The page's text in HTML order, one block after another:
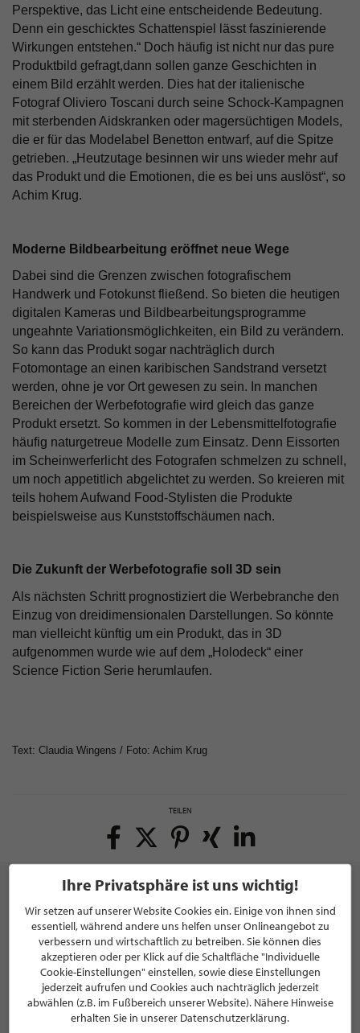
Perspektive, das Licht eine entscheidende Bedeutung.
Denn ein geschicktes Schattenspiel lässt faszinierende
Wirkungen entstehen.“ Doch häufig ist nicht nur das pure
Produktbild gefragt,dann sollen ganze Geschichten in
einem Bild erzählt werden. Dies hat der italienische
Fotograf Oliviero Toscani durch seine Schock-Kampagnen
mit sterbenden Aidskranken oder magersüchtigen Models,
die er für das Modelabel Benetton entwarf, auf die Spitze
getrieben. „Heutzutage besinnen wir uns wieder mehr auf
das Produkt und die Emotionen, die es bei uns auslöst“, so
Achim Krug.
Moderne Bildbearbeitung eröffnet neue Wege
Dabei sind die Grenzen zwischen fotografischem
Handwerk und Fotokunst fließend. So bieten die heutigen
digitalen Kameras und Bildbearbeitungsprogramme
ungeahnte Variationsmöglichkeiten, ein Bild zu verändern.
So kann das Produkt sogar nachträglich durch
Fotomontage an einen karibischen Sandstrand versetzt
werden, ohne je vor Ort gewesen zu sein. In manchen
Bereichen der Werbefotografie wird gleich das ganze
Produkt ersetzt. So kommen in der Lebensmittelfotografie
häufig naturgetreue Modelle zum Einsatz. Denn Eissorten
im Scheinwerferlicht des Fotografen schmelzen zu schnell,
um noch appetitlich abgelichtet zu werden. So kreieren mit
teils hohem Aufwand Food-Stylisten die Produkte
beispielsweise aus Kunststoffschäumen nach.
Die Zukunft der Werbefotografie soll 3D sein
Als nächsten Schritt prognostiziert die Werbebranche den
Einzug von dreidimensionalen Darstellungen. So könnte
man vielleicht künftig um ein Produkt, das in 3D
aufgenommen wurde wie auf dem „Holodeck“ einer
Science Fiction Serie herumlaufen.
Text: Claudia Wingens / Foto: Achim Krug
TEILEN
NEWSLETTER
Bleiben Sie immer UP TO DATE! Melden Sie sich jetzt für
unseren STILPUNKTE®-Newsletter an und profitieren Sie
von exklusivenNeuigkeiten, TrendsundAngeboten
Mit der Anmeldung für unseren Newsletter stimmen Sie
Ihre Privatsphäre ist uns wichtig!
Wir setzen auf unserer Website Cookies ein. Einige von ihnen sind
essentiell, während andere uns helfen unser Onlineangebot zu
verbessern und wirtschaftlich zu betreiben. Sie können dies
akzeptieren oder per Klick auf die Schaltfläche "Individuelle
Cookie-Einstellungen" einstellen, sowie diese Einstellungen
jederzeit aufrufen und Cookies auch nachträglich jederzeit
abwählen (z.B. im Fußbereich unserer Website). Nähere Hinweise
erhalten Sie in unserer Datenschutzerklärung.